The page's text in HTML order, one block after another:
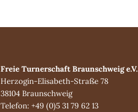
Freie Turnerschaft Braunschweig e.V.
Herzogin-Elisabeth-Straße 78
38104 Braunschweig
Telefon: +49 (0)5 31 79 62 13